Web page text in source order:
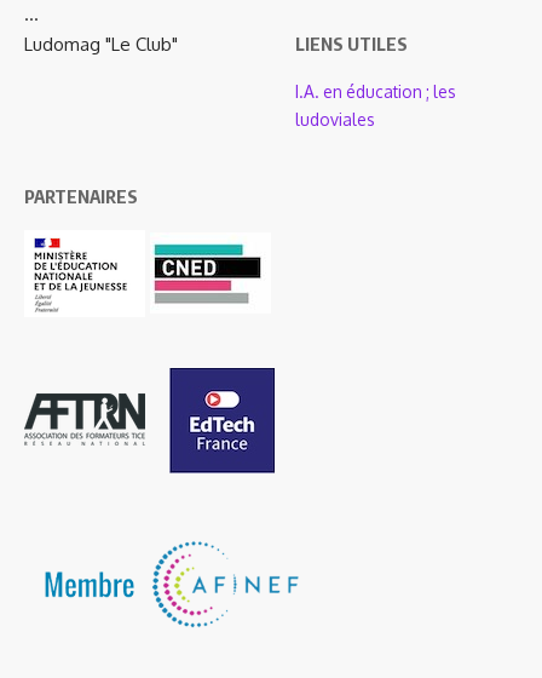
…
Ludomag "Le Club"
LIENS UTILES
I.A. en éducation ; les
ludoviales
PARTENAIRES